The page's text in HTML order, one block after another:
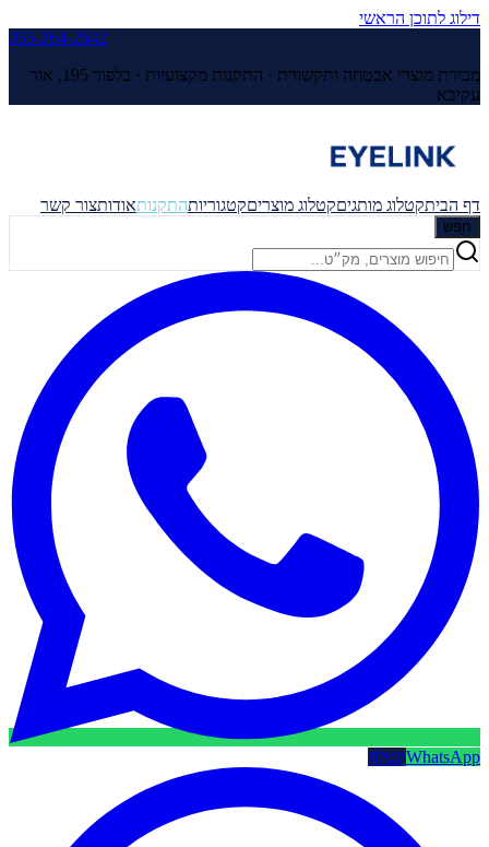
דילוג לתוכן הראשי
055-264-2642
מכירת מוצרי אבטחה ותקשורת · התקנות מקצועיות ·
בלפור 195, אור
עקיבא
דף הביתקטלוג מותגיםקטלוג מוצריםקטגוריותהתקנותאודותצור קשר
חפש
WhatsAppקטלוג